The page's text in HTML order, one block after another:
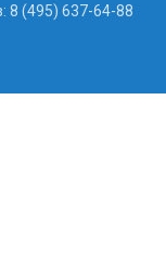
8 (495) 637-64-88